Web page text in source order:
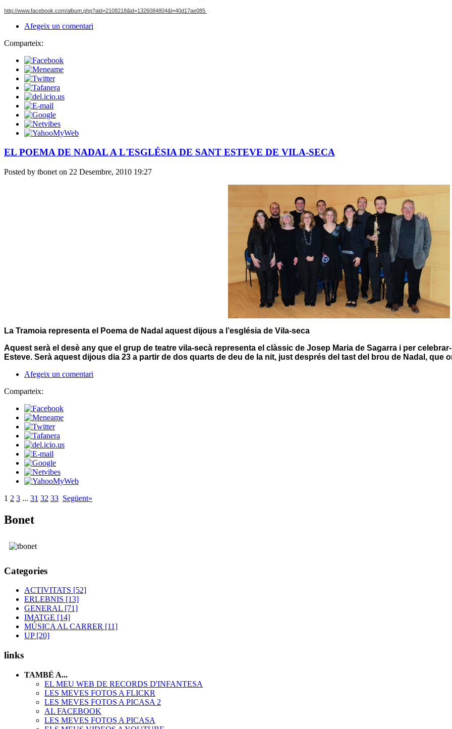
http://www.facebook.com/album.php?aid=2108218&id=1326084804&l=40d17ae085
Afegeix un comentari
Comparteix:
EL POEMA DE NADAL A L'ESGLÉSIA DE SANT ESTEVE DE VILA-SECA
Posted by tbonet on 22 Desembre, 2010 19:27
La Tramoia representa el Poema de Nadal aquest dijous a l’església de Vila-seca
Aquest serà el desè any que el grup de teatre vila-secà representa el clàssic de Josep Maria de Sagarra i per
Esteve. Serà aquest dijous dia 23 a partir de dos quarts de deu de la nit, just després del tast del brou de Nadal, que
Afegeix un comentari
Comparteix:
1 2 3 ... 31 32 33 Següent»
Bonet
Categories
ACTIVITATS [52]
ERLEBNIS [13]
GENERAL [71]
IMATGE [14]
MÚSICA AL CARRER [11]
UP [20]
links
TAMBÉ A...
EL MEU WEB DE RECORDS D'INFANTESA
LES MEVES FOTOS A FLICKR
LES MEVES FOTOS A PICASA 2
AL FACEBOOK
LES MEVES FOTOS A PICASA